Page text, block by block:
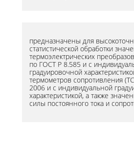
предназначены для
статистической обработки
термоэлектрических
по ГОСТ Р 8.585 и с
градуировочной
термометров сопротивления
2006 и с индивидуальной
характеристикой, а также
силы постоянного тока и